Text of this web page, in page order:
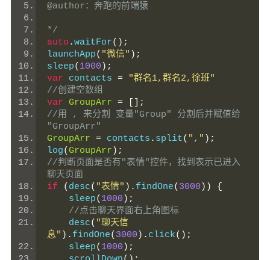
@author：奔跑的前端猿
*/
auto .waitFor();
launchApp( "微信" );
sleep( 1000 );
var contacts =
"群名1,群名2,徐班"
//创建空数组
var GroupArr =
[];
//用 , 来分割 变量"Group" 分割后并赋值给
"GroupArr"
GroupArr = contacts . split( "," );
log(GroupArr );
//判断页面是否有"表情"控件，找到表示已进入
聊天页面
if
( desc( "表情" ). findOne( 3000 ))
{
    sleep
( 1000 );
//点击聊天界面右上角图标
    desc
( "聊天信
息" ). findOne( 3000 ). click();
    sleep
( 1000 );